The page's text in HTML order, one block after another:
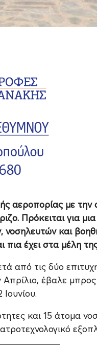
αεροπορίας με
Πρόκειται για
νοσηλευτών και
έχει στα μέλη
από τις δύο
έβαλε μπρος
και 15 άτομα